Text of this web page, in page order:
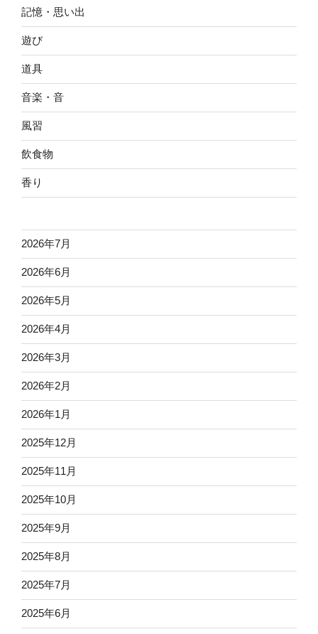
記憶・思い出
遊び
道具
音楽・音
風習
飲食物
香り
2026年7月
2026年6月
2026年5月
2026年4月
2026年3月
2026年2月
2026年1月
2025年12月
2025年11月
2025年10月
2025年9月
2025年8月
2025年7月
2025年6月